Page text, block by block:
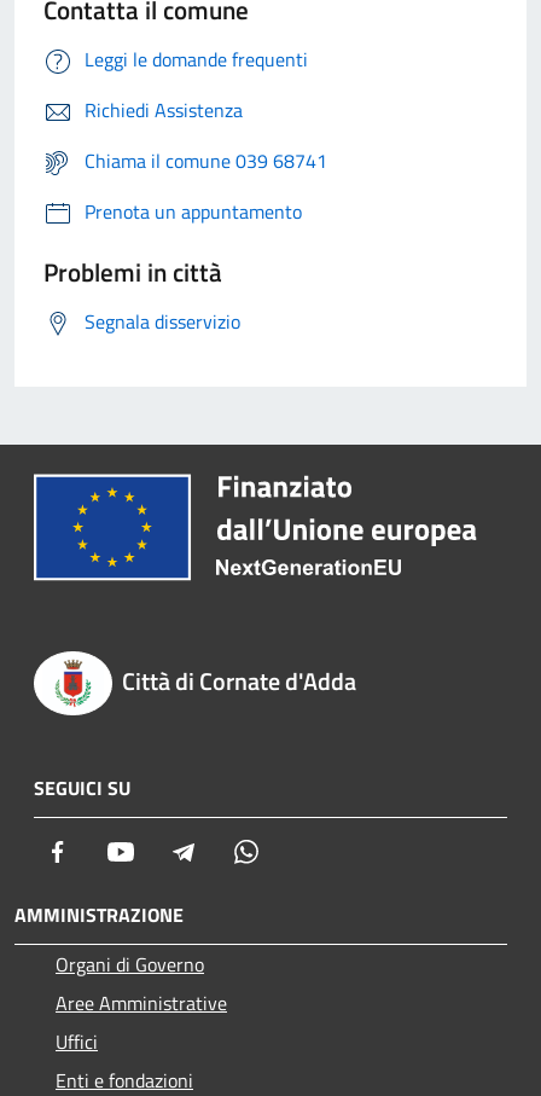
Contatta il comune
Leggi le domande frequenti
Richiedi Assistenza
Chiama il comune 039 68741
Prenota un appuntamento
Problemi in città
Segnala disservizio
Città di Cornate d'Adda
SEGUICI SU
Facebook Youtube Telegram
AMMINISTRAZIONE
Organi di Governo
Aree Amministrative
Uffici
Enti e fondazioni